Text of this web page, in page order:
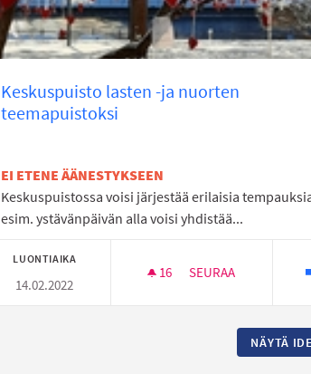
Keskuspuisto lasten -ja nuorten
teemapuistoksi
EI ETENE ÄÄNESTYKSEEN
Keskuspuistossa voisi järjestää erilaisia
esim. ystävänpäivän alla voisi yhdistää...
LUONTIAIKA
14.02.2022
16 16 SEURAAJAA
SEURAA
KESKUSPUISTO
NÄYTÄ